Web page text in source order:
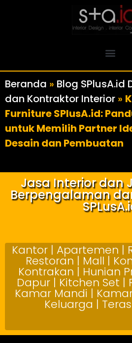
Beranda » Blog SPlusA.id
dan Kontraktor Interior »
Furniture SPlusA.id:
untuk Memilih Partner
Desain dan Pembuatan
Jasa Interior dan
Berpengalaman
Kantor | Apartemen |
Restoran | Mall |
Kontrakan | Hunian
Dapur | Kitchen Set |
Kamar Mandi |
Keluarga |